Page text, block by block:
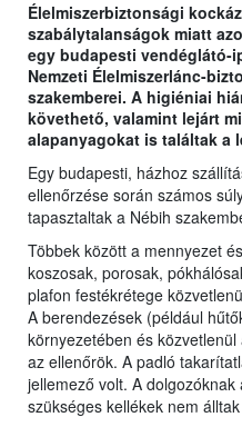
Élelmiszerbiztonsági
szabálytalanságok miatt
egy budapesti vendéglátó-
Nemzeti Élelmiszerlánc-
szakemberei. A higiéniai
követhető, valamint lejárt
alapanyagokat is találtak a
Egy budapesti, házhoz
ellenőrzése során számos
tapasztaltak a Nébih
Többek között a mennyezet
koszosak, porosak,
plafon festékrétege
A berendezések (például
környezetében és
az ellenőrök. A padló
jellemező volt. A
szükséges kellékek nem